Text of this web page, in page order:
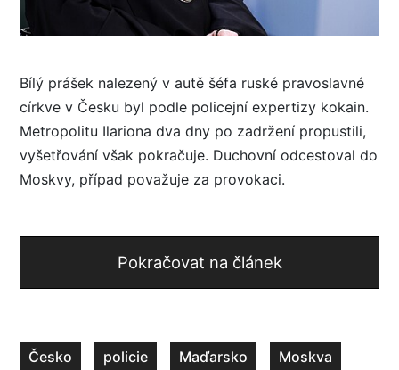
Bílý prášek nalezený v autě šéfa ruské pravoslavné
církve v Česku byl podle policejní expertizy kokain.
Metropolitu Ilariona dva dny po zadržení propustili,
vyšetřování však pokračuje. Duchovní odcestoval do
Moskvy, případ považuje za provokaci.
Pokračovat na článek
Česko policie Maďarsko Moskva